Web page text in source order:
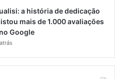
a história de dedicação
mais de 1.000 avaliações
Google